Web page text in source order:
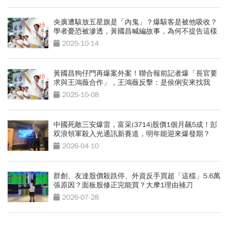
央廣遭駭放五星旗是「內鬼」？爆駭客是被他吸收？
學者憂恐被滲透，黃國昌喊編故事，為何不提告這樣
說 2025-10-14
黃國昌狗仔門再爆案外案！聯合報前記者爆「長官要
求與王鴻薇合作」，王鴻薇反擊：是侯俐安來找我
2025-10-08
中國死敵三安爆雷，富采(3714)股價1個月飆5成！彭
双浪領軍殺入光通訊新賽道，明年能迎來爆發期？
2026-04-10
群創、友達股價殺跌停、外資反手買超「這檔」5.6萬
張原因？面板股修正完能買？大摩1理由補刀
2026-07-28